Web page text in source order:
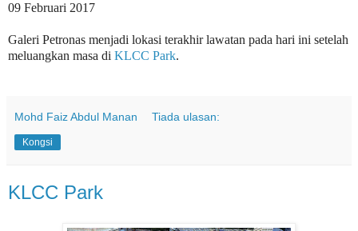
09 Februari 2017
Galeri Petronas menjadi lokasi terakhir lawatan pada hari ini setelah
meluangkan masa di KLCC Park.
Mohd Faiz Abdul Manan Tiada ulasan:
Kongsi
KLCC Park